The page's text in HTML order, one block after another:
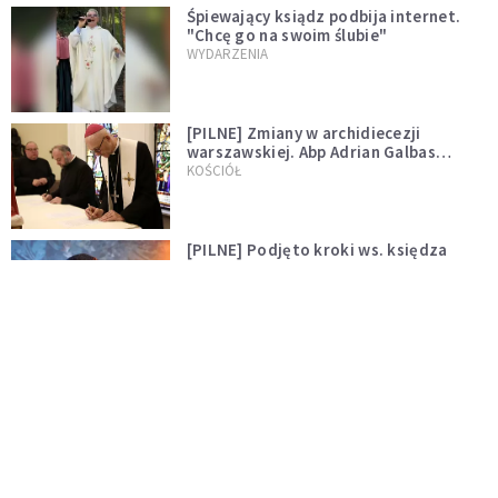
Śpiewający ksiądz podbija internet.
"Chcę go na swoim ślubie"
WYDARZENIA
[PILNE] Zmiany w archidiecezji
warszawskiej. Abp Adrian Galbas
wręczył dekrety nowym proboszczom
KOŚCIÓŁ
[PILNE] Podjęto kroki ws. księdza